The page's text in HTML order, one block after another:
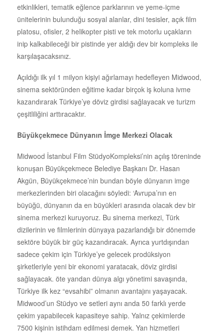
etkinlikleri, tematik eğlence parklarının ve yeme-içme
ünitelerinin bulunduğu sosyal alanlar, dini tesisler, açık film
platosu, ofisler, 2 helikopter pisti ve tek motorlu uçakların
inip kalkabileceği bir pistinde yer aldığı dev bir kompleks ile
karşılaşacaksınız.
Açıldığı ilk yıl 1 milyon kişiyi ağırlamayı hedefleyen Midwood,
sinema sektöründen eğitime kadar birçok iş koluna ivme
kazandırarak Türkiye’ye döviz girdisi sağlayacak ve turizm
çeşitliliğini arttıracaktır.
Büyükçekmece Dünyanın İmge Merkezi Olacak
Midwood İstanbul Film StüdyoKompleksi’nin açılış töreninde
konuşan Büyükçekmece Belediye Başkanı Dr. Hasan
Akgün, Büyükçekmece’nin bundan böyle dünyanın imge
merkezlerinden biri olacağını söyledi: ‘Avrupa’nın en
büyüğü, dünyanın da en büyükleri arasında olacak dev bir
sinema merkezi kuruyoruz. Bu sinema merkezi, Türk
dizilerinin ve filmlerinin dünyaya pazarlandığı bir dönemde
sektöre büyük bir güç kazandıracak. Ayrıca yurtdışından
sadece çekim için Türkiye’ye gelecek prodüksiyon
şirketleriyle yeni bir ekonomi yaratacak, döviz girdisi
sağlayacak. öte yandan dünya algı yönetimi savaşında,
Türkiye ilk kez “evsahibi” olmanın avantajını yaşayacak.
Midwood’un Stüdyo ve setleri aynı anda 50 farklı yerde
çekim yapabilecek kapasiteye sahip. Yalnız çekimlerde
7500 kişinin istihdam edilmesi demek. Yan hizmetleri